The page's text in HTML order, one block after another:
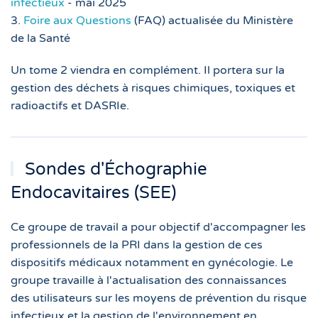
infectieux - mai 2025
3. Foire aux Questions (FAQ) actualisée du Ministère
de la Santé
Un tome 2 viendra en complément. Il portera sur la
gestion des déchets à risques chimiques, toxiques et
radioactifs et DASRIe.
Sondes d'Échographie
Endocavitaires (SEE)
Ce groupe de travail a pour objectif d'accompagner les
professionnels de la PRI dans la gestion de ces
dispositifs médicaux notamment en gynécologie. Le
groupe travaille à l'actualisation des connaissances
des utilisateurs sur les moyens de prévention du risque